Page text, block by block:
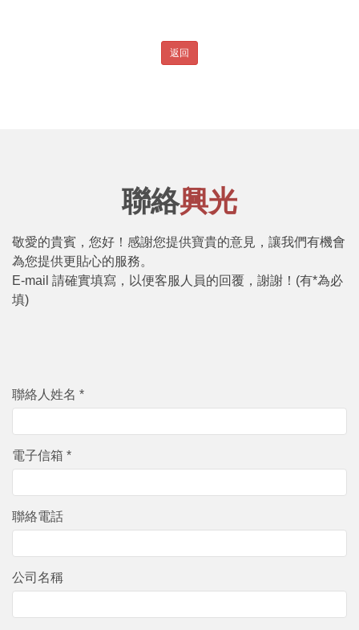
聯絡興光
敬愛的貴賓，您好！感謝您提供寶貴的意見，讓我們有機會
為您提供更貼心的服務。
E-mail 請確實填寫，以便客服人員的回覆，謝謝！(有*為必
填)
聯絡人姓名 *
電子信箱 *
聯絡電話
公司名稱